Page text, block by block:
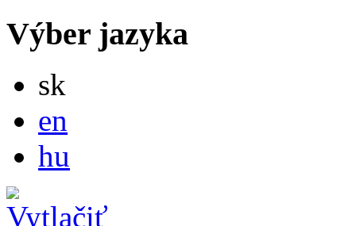
Výber jazyka
sk
en
hu